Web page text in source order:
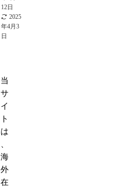
12日
2025
年4月3
日
当
サ
イ
ト
は
海
外
在